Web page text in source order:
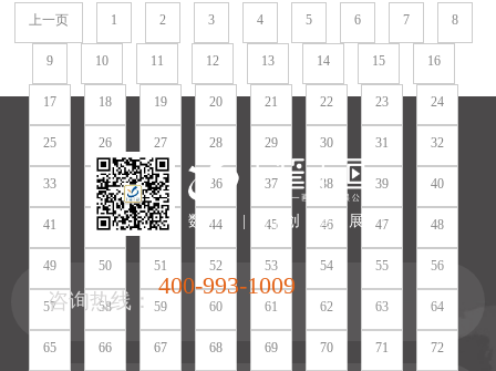
上一页 1 2 3 4 5 6 7 8
9 10 11 12 13 14 15 16
17 18 19 20 21 22 23 24
25 26 27 28 29 30 31 32
33 34 35 36 37 38 39 40
41 42 43 44 45 46 47 48
49 50 51 52 53 54 55 56
57 58 59 60 61 62 63 64
65 66 67 68 69 70 71 72
数 | 字 | 化 | 创 | 意 | 展 | 厅
咨询热线：
400-993-1009